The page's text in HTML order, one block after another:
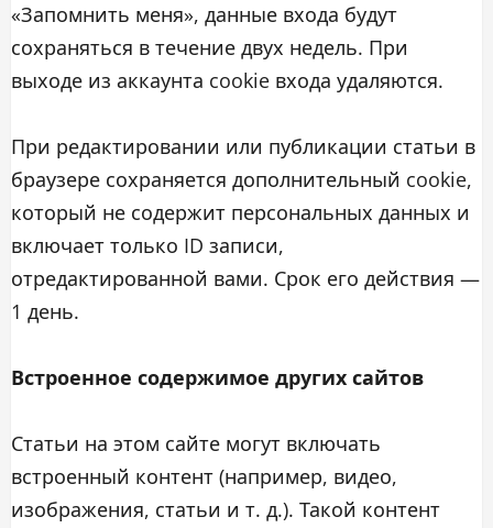
«Запомнить меня», данные входа будут
сохраняться в течение двух недель. При
выходе из аккаунта cookie входа удаляются.
При редактировании или публикации статьи в
браузере сохраняется дополнительный cookie,
который не содержит персональных данных и
включает только ID записи,
отредактированной вами. Срок его действия —
1 день.
Встроенное содержимое других сайтов
Статьи на этом сайте могут включать
встроенный контент (например, видео,
изображения, статьи и т. д.). Такой контент